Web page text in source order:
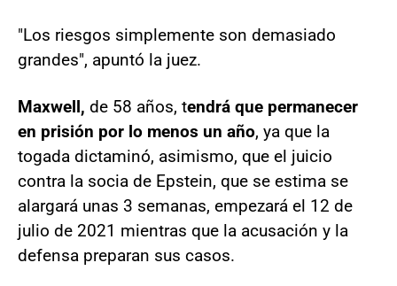
"Los riesgos simplemente son demasiado
grandes", apuntó la juez.
Maxwell, de 58 años, tendrá que permanecer
en prisión por lo menos un año, ya que la
togada dictaminó, asimismo, que el juicio
contra la socia de Epstein, que se estima se
alargará unas 3 semanas, empezará el 12 de
julio de 2021 mientras que la acusación y la
defensa preparan sus casos.